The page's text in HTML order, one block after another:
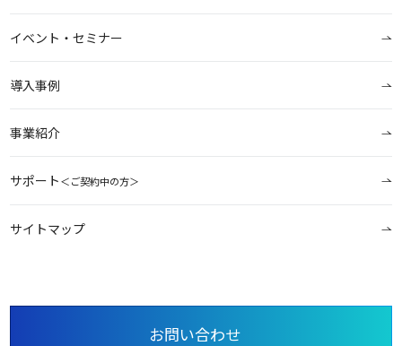
イベント・セミナー
導入事例
事業紹介
サポート＜ご契約中の方＞
サイトマップ
お問い合わせ